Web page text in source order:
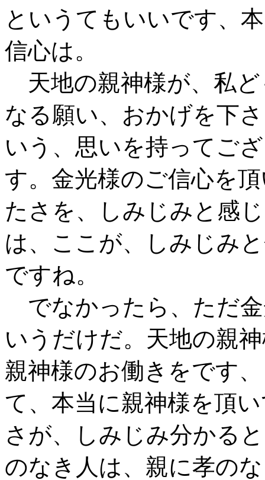
というてもいいです、
信心は。
天地の親神様が、私
なる願い、おかげを下
いう、思いを持ってご
す。金光様のご信心を
たさを、しみじみと感
は、ここが、しみじみ
ですね。
でなかったら、ただ
いうだけだ。天地の親
親神様のお働きをです
て、本当に親神様を頂
さが、しみじみ分かる
のなき人は、親に孝の